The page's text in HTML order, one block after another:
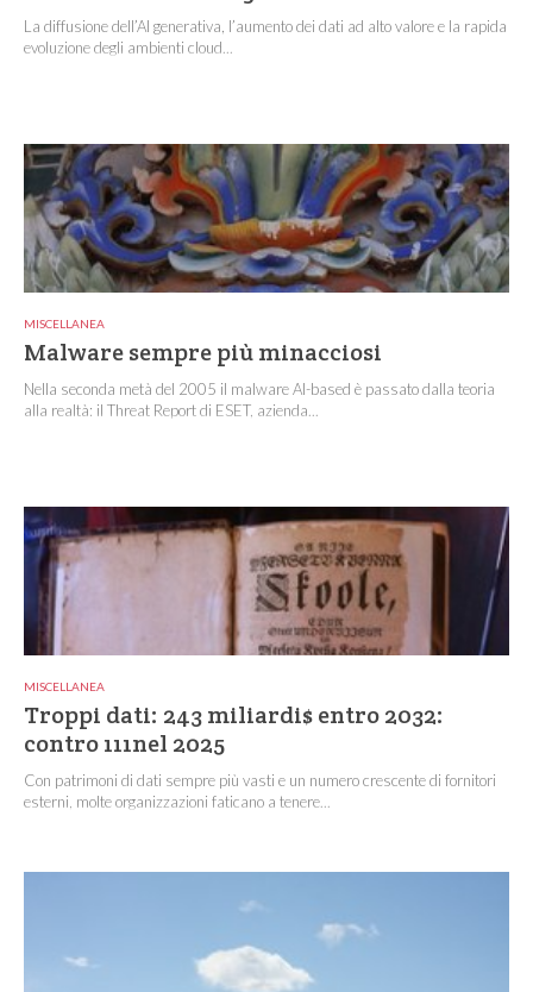
La diffusione dell’AI generativa, l’aumento dei dati ad alto valore e la rapida
evoluzione degli ambienti cloud...
MISCELLANEA
Malware sempre più minacciosi
Nella seconda metà del 2005 il malware AI-based è passato dalla teoria
alla realtà: il Threat Report di ESET, azienda...
MISCELLANEA
Troppi dati: 243 miliardi$ entro 2032:
contro 111nel 2025
Con patrimoni di dati sempre più vasti e un numero crescente di fornitori
esterni, molte organizzazioni faticano a tenere...